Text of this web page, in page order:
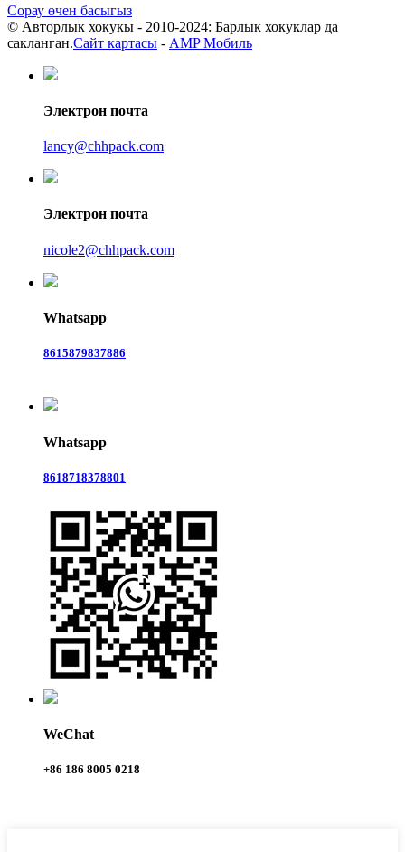
Сорау өчен басыгыз
© Авторлык хокукы - 2010-2024: Барлык хокуклар да
сакланган.Сайт картасы - AMP Мобиль
Электрон почта
lancy@chhpack.com
Электрон почта
nicole2@chhpack.com
Whatsapp
8615879837886
Whatsapp
8618718378801
WeChat
+86 186 8005 0218